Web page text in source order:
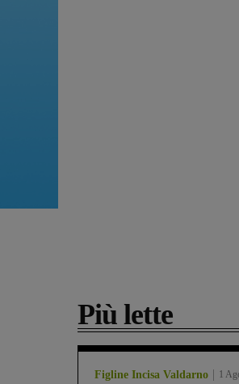
Più lette
Figline Incisa Valdarno 1